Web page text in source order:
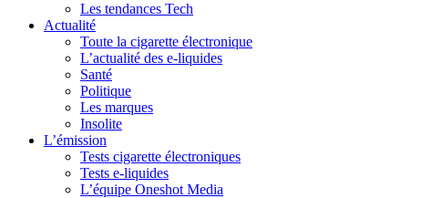
Les tendances Tech
Actualité
Toute la cigarette électronique
L’actualité des e-liquides
Santé
Politique
Les marques
Insolite
L’émission
Tests cigarette électroniques
Tests e-liquides
L’équipe Oneshot Media